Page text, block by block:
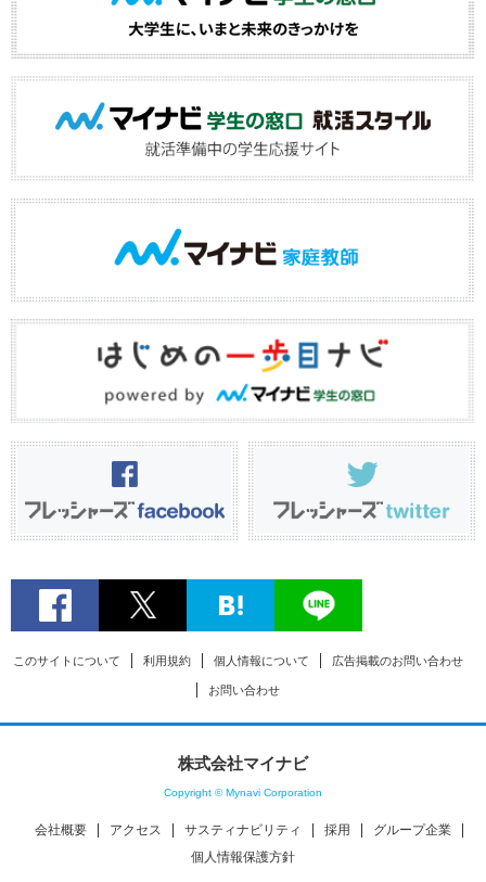
このサイトについて 利用規約 個人情報について 広告掲載のお問い合わせ
お問い合わせ
株式会社マイナビ
Copyright © Mynavi Corporation
会社概要 アクセス サスティナビリティ 採用
グループ企業
個人情報保護方針